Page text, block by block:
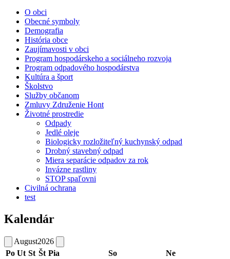
O obci
Obecné symboly
Demografia
História obce
Zaujímavosti v obci
Program hospodárskeho a sociálneho rozvoja
Program odpadového hospodárstva
Kultúra a šport
Školstvo
Služby občanom
Zmluvy Združenie Hont
Životné prostredie
Odpady
Jedlé oleje
Biologicky rozložiteľný kuchynský odpad
Drobný stavebný odpad
Miera separácie odpadov za rok
Invázne rastliny
STOP spaľovni
Civilná ochrana
test
Kalendár
August2026
Po Ut St Št Pia So Ne